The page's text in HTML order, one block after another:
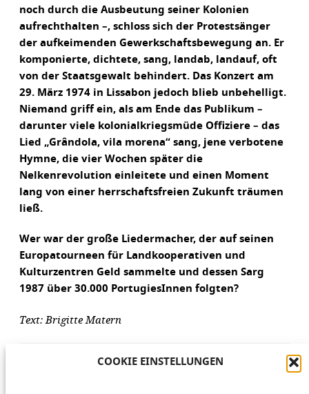
COOKIE EINSTELLUNGEN
noch durch die Ausbeutung seiner Kolonien
aufrechthalten –, schloss sich der Protestsänger
der aufkeimenden Gewerkschaftsbewegung an. Er
komponierte, dichtete, sang, landab, landauf, oft
von der Staatsgewalt behindert. Das Konzert am
29. März 1974 in Lissabon jedoch blieb unbehelligt.
Niemand griff ein, als am Ende das Publikum –
darunter viele kolonialkriegsmüde Offiziere – das
Lied „Grândola, vila morena“ sang, jene verbotene
Hymne, die vier Wochen später die
Nelkenrevolution einleitete und einen Moment
lang von einer herrschaftsfreien Zukunft träumen
ließ.
Wer war der große Liedermacher, der auf seinen
Europatourneen für Landkooperativen und
Kulturzentren Geld sammelte und dessen Sarg
1987 über 30.000 PortugiesInnen folgten?
Text: Brigitte Matern
AUFLÖSUNG DES RÄTSELS